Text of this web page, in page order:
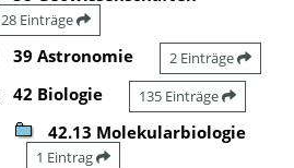
28 Einträge
39 Astronomie 2 Einträge
42 Biologie 135 Einträge
42.13 Molekularbiologie
1 Eintrag